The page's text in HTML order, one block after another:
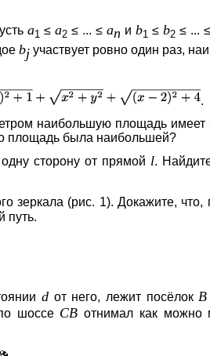
a1 ≤a2 ≤ ... ≤an иb1 ≤b2 ≤ ...
bjучаствует ровно один раз,
.
наибольшую площадь имеет
площадь была наибольшей?
сторону от прямой l.
зеркала (рис. 1). Докажите, что,
путь.
d от него, лежит посёлок B
шоссе CB отнимал как можно